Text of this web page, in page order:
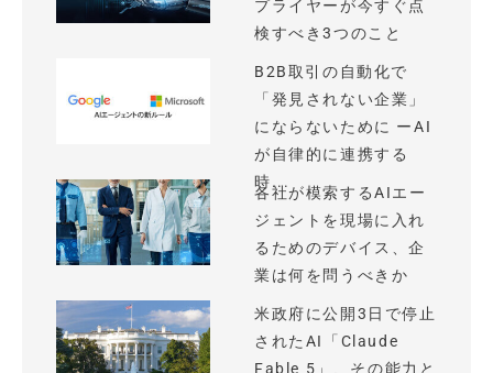
プライヤーが今すぐ点
検すべき3つのこと
B2B取引の自動化で
「発見されない企業」
にならないために ーAI
が自律的に連携する
時...
各社が模索するAIエー
ジェントを現場に入れ
るためのデバイス、企
業は何を問うべきか
米政府に公開3日で停止
されたAI「Claude
Fable 5」、その能力と